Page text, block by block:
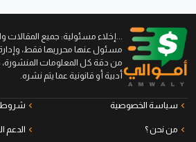
...إخلاء مسئولية: جميع المقالات
مسئول عنها محرريها فقط،
من دقة كل المعلومات
أدبية أو قانونية عما يتم نشره.
سياسة الخصوصية شروط
من نحن ؟ الدعم